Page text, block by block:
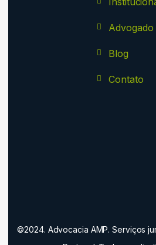
Advogado
Blog
Contato
©2024. Advocacia AMP. Serviços